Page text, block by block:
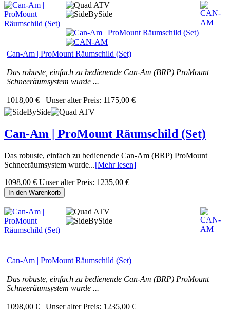
Can-Am | ProMount Räumschild (Set)
Das robuste, einfach zu bedienende Can-Am (BRP) ProMount
Schneeräumsystem wurde ...
1018,00 € Unser alter Preis: 1175,00 €
Can-Am | ProMount Räumschild (Set)
Das robuste, einfach zu bedienende Can-Am (BRP) ProMount
Schneeräumsystem wurde...[Mehr lesen]
1098,00 € Unser alter Preis: 1235,00 €
In den Warenkorb
Can-Am | ProMount Räumschild (Set)
Das robuste, einfach zu bedienende Can-Am (BRP) ProMount
Schneeräumsystem wurde ...
1098,00 € Unser alter Preis: 1235,00 €